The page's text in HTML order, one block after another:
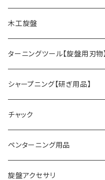
木工旋盤
旋盤オプションパーツ
ターニングツール【旋盤用刃物】
HSSツール
ACUTUS
NaCT
替刃式ツール
リングツール
コアリングツール
シャープニング【研ぎ用品】
チャック
4爪スクロールチャック
真空チャッキング用品
ペンターニング用品
ペン金具キット
旋盤アクセサリ